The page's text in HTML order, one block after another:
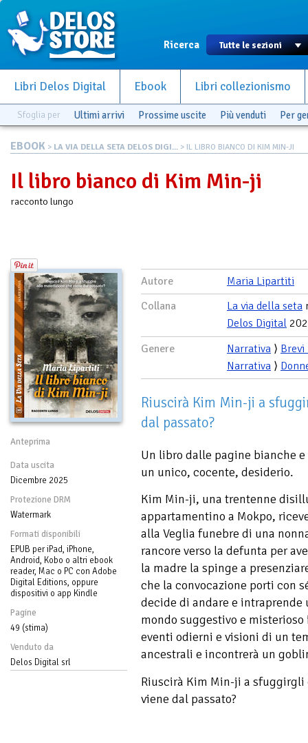
Ricerca
Libri Delos Digital Ebook Libri collezionismo
Sfoglia per Ultimi arrivi Prossime uscite Più venduti Per
EBOOK > LA VIA DELLA SETA DELOS DIGI... > IL LIBRO BIANCO DI KIM MIN-JI
Il libro bianco di Kim Min-ji
racconto lungo
Anteprima
Data uscita
Dicembre 2025
Protezione DRM
Watermark
Formati disponibili
EPUB per iPad, iPhone,
Android, Kobo o altri ebook
reader, Mac o PC con Adobe
Digital Editions, oppure
dispositivi o app Kindle
Pagine
49 (stima)
Venduto da
Delos Digital srl
Autore
Maria Lipartiti
Collana
La via della seta
Delos Digital
Genere
Narrativa ⟩ Brevi
Narrativa ⟩
Riuscirà Kim Min-ji a
dal passato?
Un libro dalle pagine bianche
un unico, cocente, desiderio.
Kim Min-ji, una trentenne
appartamentino a Mokpo,
alla Veglia funebre di una
rancore verso la defunta per
la madre la spinge a
che la convocazione porti con
decide di andare e
mondo suggestivo e
eventi odierni e visioni di un
ancestrali e incontrerà un
Riuscirà Kim Min-ji a sfuggirgli
viene dal passato?